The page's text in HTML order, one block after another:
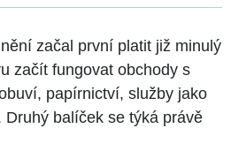
začal první platit již minulý
začít fungovat obchody s
papírnictví, služby jako
balíček se týká právě